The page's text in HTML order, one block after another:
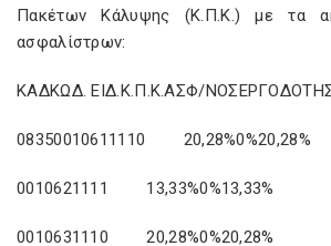
Πακέτων Κάλυψης (Κ.Π.Κ.) με τα
ασφαλίστρων:
ΚΑΔΚΩΔ. ΕΙΔ.Κ.Π.Κ.ΑΣΦ/
08350010611110 20,28%0%20,28%
0010621111 13,33%0%13,33%
0010631110 20,28%0%20,28%